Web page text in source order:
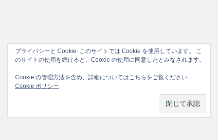
プライバシーと Cookie: このサイトでは Cookie を使用しています。 こ
のサイトの使用を続けると、Cookie の使用に同意したとみなされます。
Cookie の管理方法を含め、詳細についてはこちらをご覧ください:
Cookie ポリシー